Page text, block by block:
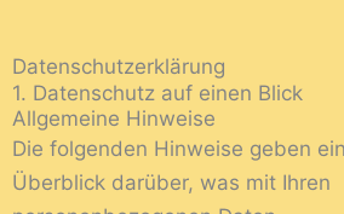
Datenschutzerklärung
1. Datenschutz auf einen Blick
Allgemeine Hinweise
Die folgenden Hinweise geben
Überblick darüber, was mit Ihren